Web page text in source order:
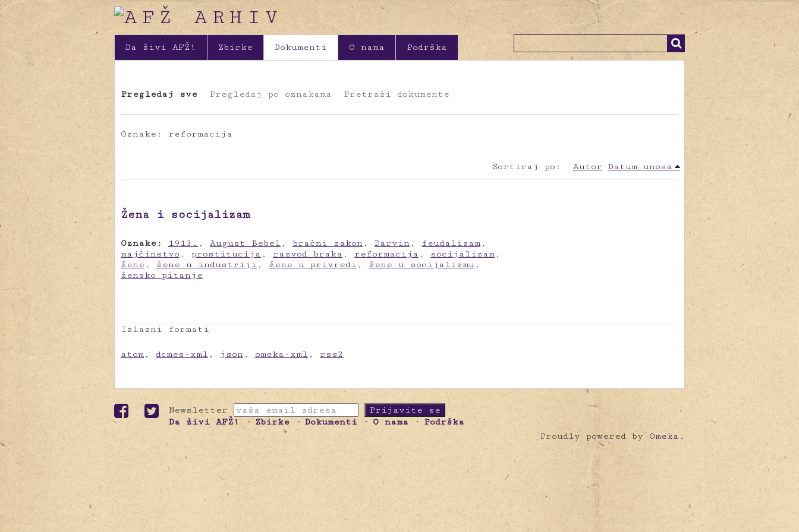
Da živi AFŽ! Zbirke Dokumenti O nama Podrška
Pregledaj sve Pregledaj po oznakama Pretraži dokumente
Oznake: reformacija
Sortiraj po: Autor Datum unosa
Žena i socijalizam
Oznake: 1913. , August Bebel , bračni zakon , Darvin , feudalizam ,
majčinstvo , prostitucija , razvod braka , reformacija , socijalizam ,
žene , žene u industriji , žene u privredi , žene u socijalizmu ,
žensko pitanje
Izlazni formati
atom , dcmes-xml , json , omeka-xml , rss2
Newsletter
Da živi AFŽ!
Zbirke Dokumenti O nama
Podrška
Proudly powered by Omeka.